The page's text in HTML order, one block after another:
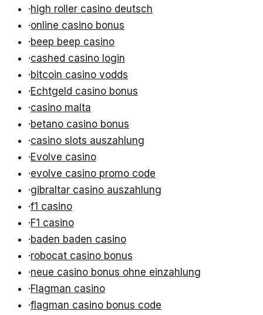
·high roller casino deutsch
·online casino bonus
·beep beep casino
·cashed casino login
·bitcoin casino vodds
·Echtgeld casino bonus
·casino malta
·betano casino bonus
·casino slots auszahlung
·Evolve casino
·evolve casino promo code
·gibraltar casino auszahlung
·f1 casino
·F1 casino
·baden baden casino
·robocat casino bonus
·neue casino bonus ohne einzahlung
·Flagman casino
·flagman casino bonus code